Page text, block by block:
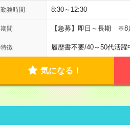
勤務時間 8:30～12:30
期間 【急募】即日～長期 ※8
特徴 履歴書不要/40～50代活躍
気になる！